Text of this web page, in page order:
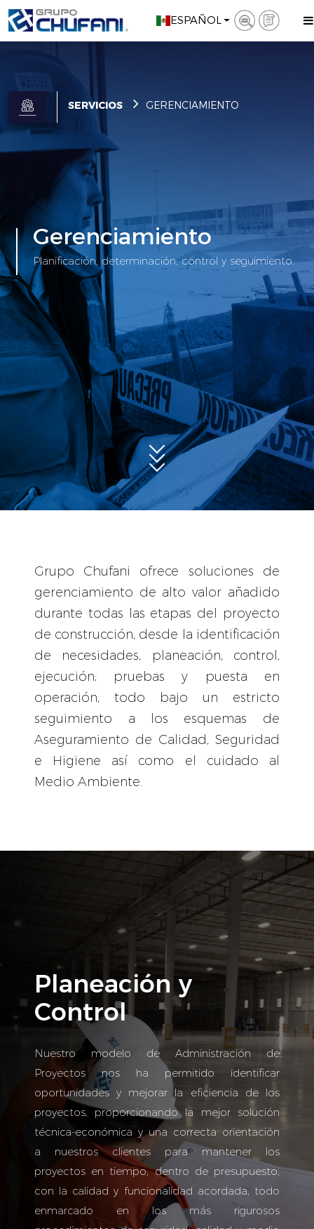
ESPAÑOL
SERVICIOS GERENCIAMIENTO
Gerenciamiento
Planiﬁcación, determinación, control y seguimiento.
Grupo Chufani ofrece soluciones de
gerenciamiento de alto valor añadido
durante todas las etapas del proyecto
de construcción, desde la identiﬁcación
de necesidades, planeación, control,
ejecución; pruebas y puesta en
operación, todo bajo un estricto
seguimiento a los esquemas de
Aseguramiento de Calidad, Seguridad
e Higiene así como el cuidado al
Medio Ambiente.
Planeación y
Control
Nuestro modelo de Administración de
Proyectos nos ha permitido identificar
oportunidades y mejorar la eficiencia de los
proyectos, proporcionando la mejor solución
técnica-económica y una correcta orientación
a nuestros clientes para mantener los
proyectos en tiempo, dentro de presupuesto,
con la calidad y funcionalidad acordada, todo
enmarcado en los más rigurosos